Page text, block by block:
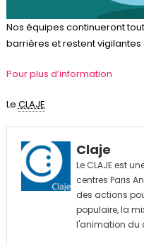
Nos équipes continueront
barrières et restent vigilantes
Pour plus d’information
Le CLAJE
Claje
Le CLAJE est
centres Paris
des actions
populaire, la
l'animation du